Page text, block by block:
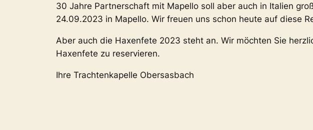
30 Jahre Partnerschaft mit Mapello soll aber auch in Italien
24.09.2023 in Mapello. Wir freuen uns schon heute auf diese
Aber auch die Haxenfete 2023 steht an. Wir möchten Sie
Haxenfete zu reservieren.
Ihre Trachtenkapelle Obersasbach